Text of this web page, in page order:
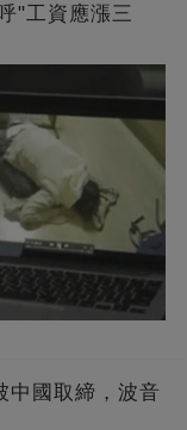
"工資應漲三
中國取締，波音